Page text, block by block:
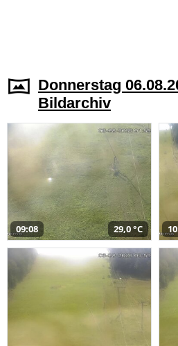
Donnerstag
Bildarchiv
09:08 29,0 °C